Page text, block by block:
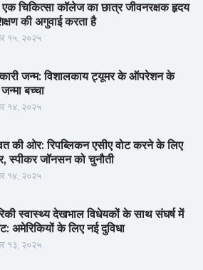
चिकित्सा कॉलेज का छात्र जीवनरक्षक हृदय
की अगुवाई करता है
१५, २०२५
जन्म: विशालकाय ट्यूमर के ऑपरेशन के
बच्चा
१४, २०२५
की ओर: रिपब्लिकन एसीए वोट करने के लिए
स्पीकर जॉनसन को चुनौती
१४, २०२५
स्वास्थ्य देखभाल विधेयकों के साथ संघर्ष में
अमेरिकियों के लिए नई दुविधा
१३, २०२५